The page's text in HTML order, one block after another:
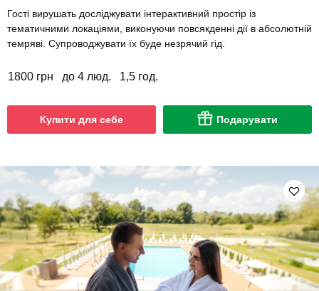
Гості вирушать досліджувати інтерактивний простір із
тематичними локаціями, виконуючи повсякденні дії в абсолютній
темряві. Супроводжувати їх буде незрячий гід.
1800 грн до 4 люд. 1,5 год.
Купити для себе Подарувати